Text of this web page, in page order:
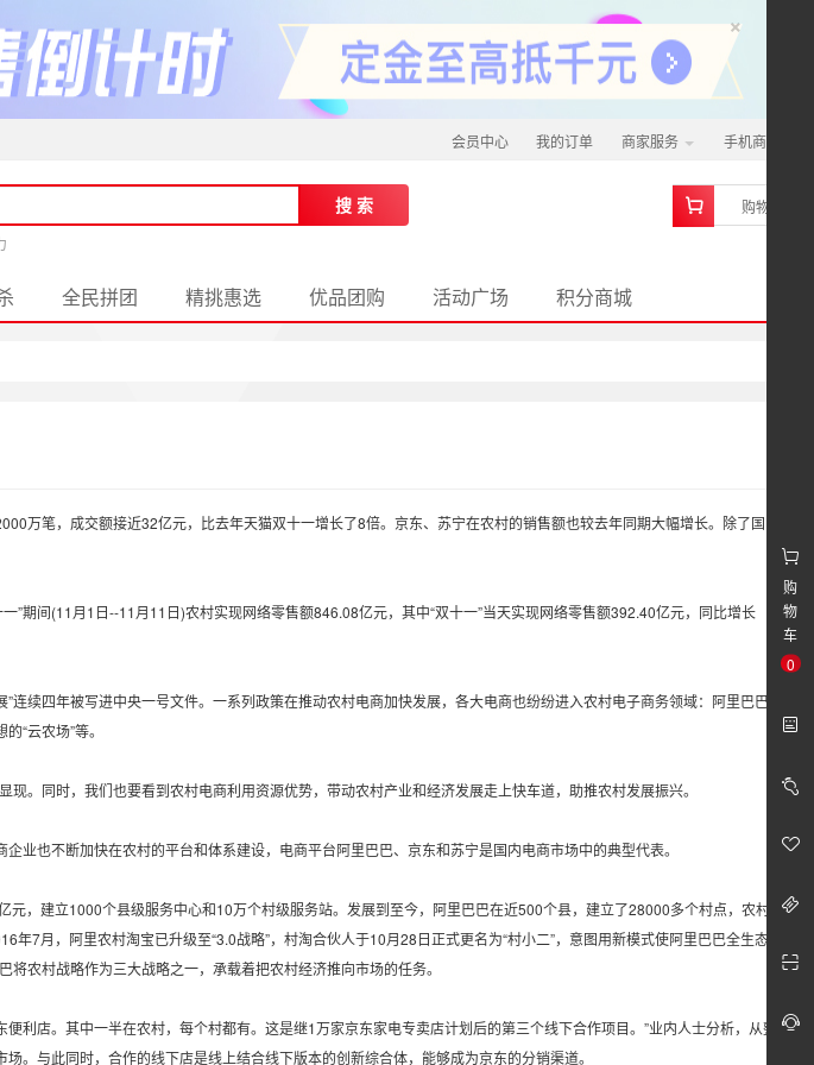
×
会员中心 我的订单 商家服务 手机商城
搜 索 购物车
全民拼团 精挑惠选 优品团购 活动广场 积分商城
购
物
车
0
万笔，成交额接近32亿元，比去年天猫双十一增长了8倍。京东、苏宁在农村的销售额也较去年同期大幅增长。除了国内
”期间(11月1日--11月11日)农村实现网络零售额846.08亿元，其中“双十一”当天实现网络零售额392.40亿元，同比增长
续四年被写进中央一号文件。一系列政策在推动农村电商加快发展，各大电商也纷纷进入农村电子商务领域：阿里巴巴的
“云农场”等。
。同时，我们也要看到农村电商利用资源优势，带动农村产业和经济发展走上快车道，助推农村发展振兴。
业也不断加快在农村的平台和体系建设，电商平台阿里巴巴、京东和苏宁是国内电商市场中的典型代表。
元，建立1000个县级服务中心和10万个村级服务站。发展到至今，阿里巴巴在近500个县，建立了28000多个村点，农村淘
7月，阿里农村淘宝已升级至“3.0战略”，村淘合伙人于10月28日正式更名为“村小二”，意图用新模式使阿里巴巴全生态服
农村战略作为三大战略之一，承载着把农村经济推向市场的任务。
利店。其中一半在农村，每个村都有。这是继1万家京东家电专卖店计划后的第三个线下合作项目。”业内人士分析，从整体
。与此同时，合作的线下店是线上结合线下版本的创新综合体，能够成为京东的分销渠道。